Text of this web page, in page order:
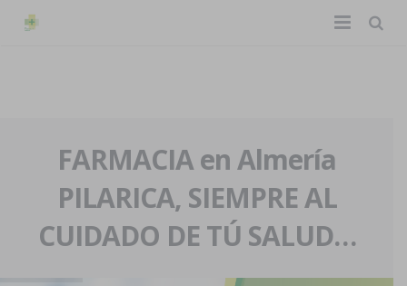
La farmacia
Nuestra historia
Nuestro equipo
Eventos
Servicios y reservas
Pedidos express
FARMACIA en Almería
PILARICA, SIEMPRE AL
CUIDADO DE TÚ SALUD…